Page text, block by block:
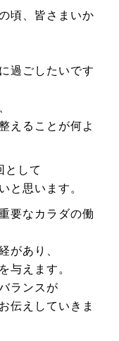
頃、皆さまいか
過ごしたいです
えることが何よ
して
と思います。
要なカラダの働
があり、
与えます。
ランスが
伝えしていきま